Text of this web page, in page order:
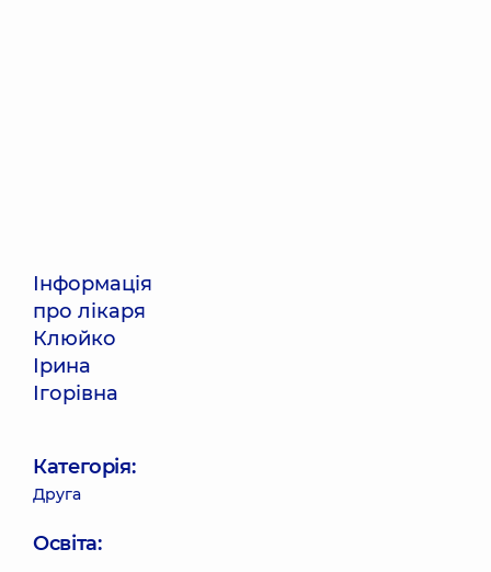
Інформація
про лікаря
Клюйко
Ірина
Ігорівна
Категорія:
Друга
Освіта: